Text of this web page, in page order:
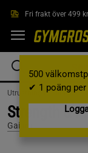
Fri frakt över 499 kr
500
✔ 1 poäng
Utrustning & Tillbehör /
Strength &
Gaiam